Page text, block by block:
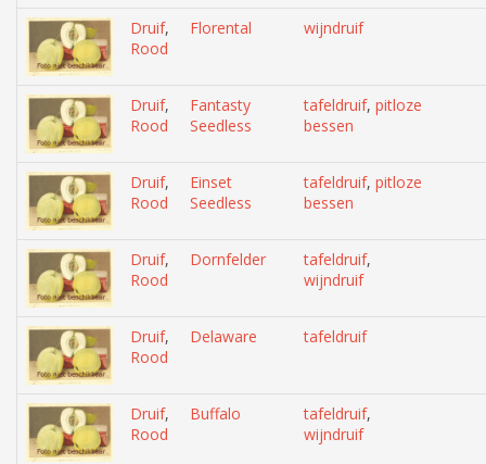
Druif,
Rood
Florental wijndruif
Druif,
Rood
Fantasty
Seedless
tafeldruif, pitloze
bessen
Druif,
Rood
Einset
Seedless
tafeldruif, pitloze
bessen
Druif,
Rood
Dornfelder tafeldruif,
wijndruif
Druif,
Rood
Delaware tafeldruif
Druif,
Rood
Buffalo tafeldruif,
wijndruif